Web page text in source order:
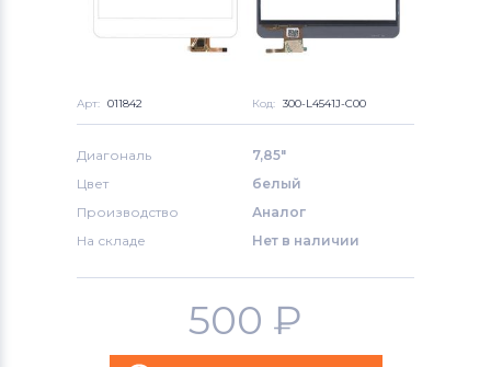
Арт: 011842 Код: 300-L4541J-C00
Диагональ
7,85"
Цвет
белый
Производство
Аналог
На складе
Нет в наличии
500 ₽